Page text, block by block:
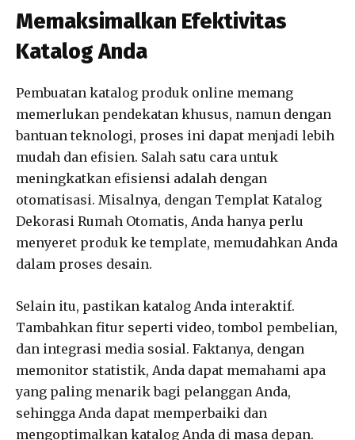
Memaksimalkan Efektivitas
Katalog Anda
Pembuatan katalog produk online memang
memerlukan pendekatan khusus, namun dengan
bantuan teknologi, proses ini dapat menjadi lebih
mudah dan efisien. Salah satu cara untuk
meningkatkan efisiensi adalah dengan
otomatisasi. Misalnya, dengan Templat Katalog
Dekorasi Rumah Otomatis, Anda hanya perlu
menyeret produk ke template, memudahkan Anda
dalam proses desain.
Selain itu, pastikan katalog Anda interaktif.
Tambahkan fitur seperti video, tombol pembelian,
dan integrasi media sosial. Faktanya, dengan
memonitor statistik, Anda dapat memahami apa
yang paling menarik bagi pelanggan Anda,
sehingga Anda dapat memperbaiki dan
mengoptimalkan katalog Anda di masa depan.